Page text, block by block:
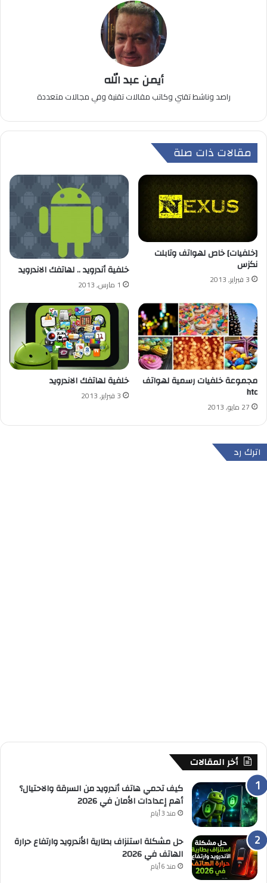
أيمن عبد الله
راصد وناشط تقني وكاتب مقالات تقنية وفي مجالات متعددة
مقالات ذات صلة
[خلفيات] خاص لهواتف وتابلت
نكزس
3 فبراير, 2013
خلفية أندرويد .. لهاتفك الاندرويد
1 مارس, 2013
مجموعة خلفيات رسمية لهواتف
htc
27 مايو, 2013
خلفية لهاتفك الاندرويد
3 فبراير, 2013
اترك رد
أخر المقالات
كيف تحمي هاتف أندرويد من السرقة والاحتيال؟
أهم إعدادات الأمان في 2026
منذ 3 أيام
حل مشكلة استنزاف بطارية الأندرويد وارتفاع حرارة
الهاتف في 2026
منذ 6 أيام